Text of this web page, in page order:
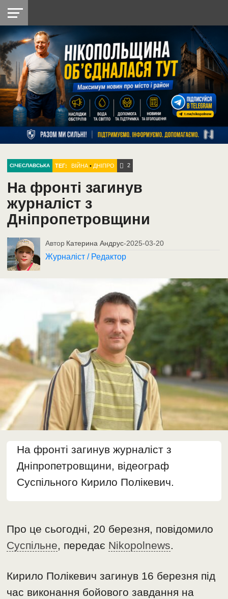
НІКОПОЛЬ
РАЙОН
СІЧЕСЛАВСЬКА
УКРАЇНА
РЕТРО
НІКОПОЛЬ
ЛАЙТ
УКРАЇНА
ДОПОМОГА
РАДІО
СІЧЕСЛАВСЬКА ТЕГ: ВІЙНА • ДНІПРО 2
На фронті загинув
журналіст з
Дніпропетровщини
Автор Катерина Андрус-2025-03-20
Журналіст / Редактор
На фронті загинув журналіст з
Дніпропетровщини, відеограф
Суспільного Кирило Полікевич.
Про це сьогодні, 20 березня, повідомило
Суспільне, передає Nikopolnews.
Кирило Полікевич загинув 16 березня під
час виконання бойового завдання на